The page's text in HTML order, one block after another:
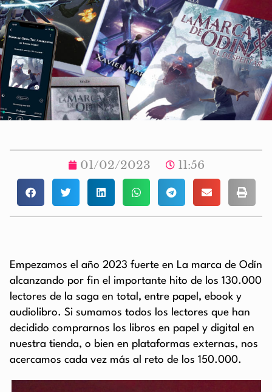
01/02/2023 11:56
Empezamos el año 2023 fuerte en La marca de Odín
alcanzando por fin el importante hito de los 130.000
lectores de la saga en total, entre papel, ebook y
audiolibro. Si sumamos todos los lectores que han
decidido comprarnos los libros en papel y digital en
nuestra tienda, o bien en plataformas externas, nos
acercamos cada vez más al reto de los 150.000.